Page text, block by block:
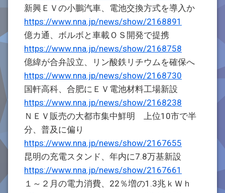
新興ＥＶの小鵬汽車、電池交換方式を導入か
https://www.nna.jp/news/show/2168891
億カ通、ボルボと車載ＯＳ開発で提携
https://www.nna.jp/news/show/2168758
億緯が合弁設立、リン酸鉄リチウムを確保へ
https://www.nna.jp/news/show/2168730
国軒高科、合肥にＥＶ電池材料工場新設
https://www.nna.jp/news/show/2168238
ＮＥＶ販売の大都市集中鮮明 上位10市で半
分、普及に偏り
https://www.nna.jp/news/show/2167655
昆明の充電スタンド、年内に7.8万基新設
https://www.nna.jp/news/show/2167661
１～２月の電力消費、22％増の1.3兆ｋＷｈ